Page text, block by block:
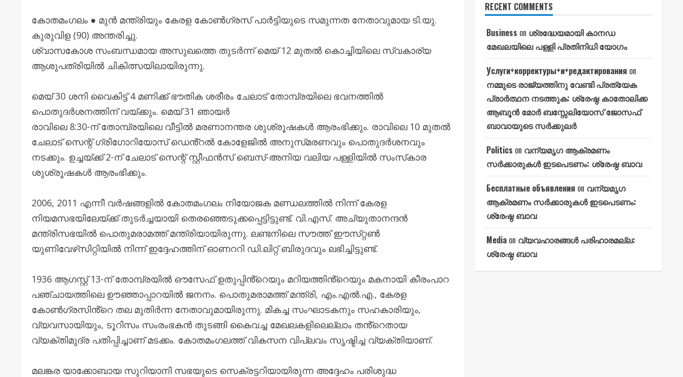
കോതമംഗലം ● മുൻ മന്ത്രിയും കേരള കോൺഗ്രസ് പാർട്ടിയുടെ സമുന്നത നേതാവുമായ ടി.യു.
കുരുവിള (90) അന്തരിച്ചു.
ശ്വാസകോശ സംബന്ധമായ അസുഖത്തെ തുടർന്ന് മെയ് 12 മുതൽ കൊച്ചിയിലെ സ്വകാര്യ
ആശുപത്രിയിൽ ചികിത്സയിലായിരുന്നു.
മെയ് 30 ശനി വൈകിട്ട് 4 മണിക്ക് ഭൗതിക ശരീരം ചേലാട് തോമ്പ്രയിലെ ഭവനത്തിൽ
പൊതുദർശനത്തിന് വയ്ക്കും. മെയ് 31 ഞായർ
രാവിലെ 8:30-ന് തോമ്പ്രയിലെ വീട്ടിൽ മരണാനന്തര ശുശ്രൂഷകൾ ആരംഭിക്കും. രാവിലെ 10 മുതൽ
ചേലാട് സെന്റ് ഗ്രിഗോറിയോസ് ഡെൻ്റൽ കോളേജിൽ അനുസ്‌മരണവും പൊതുദർശനവും
നടക്കും. ഉച്ചയ്ക്ക് 2-ന് ചേലാട് സെന്റ് സ്റ്റീഫൻസ് ബെസ്-അനിയ വലിയ പള്ളിയിൽ സംസ്‌കാര
ശുശ്രൂഷകൾ ആരംഭിക്കും.
2006, 2011 എന്നീ വർഷങ്ങളിൽ കോതമംഗലം നിയോജക മണ്ഡലത്തിൽ നിന്ന് കേരള
നിയമസഭയിലേയ്ക്ക് തുടർച്ചയായി തെരഞ്ഞെടുക്കപ്പെട്ടിട്ടുണ്ട്. വി.എസ്. അച്യുതാനന്ദൻ
മന്ത്രിസഭയിൽ പൊതുമരാമത്ത് മന്ത്രിയായിരുന്നു. ലണ്ടനിലെ സൗത്ത് ഈസ്‌റ്റൺ
യുണിവേഴ്‌സിറ്റിയിൽ നിന്ന് ഇദ്ദേഹത്തിന് ഓണററി ഡി.ലിറ്റ് ബിരുദവും ലഭിച്ചിട്ടുണ്ട്.
1936 ആഗസ്റ്റ‌് 13-ന് തോമ്പ്രയിൽ ഔസേഫ് ഉതുപ്പിൻ്റെയും മറിയത്തിൻ്റെയും മകനായി കീരംപാറ
പഞ്ചായത്തിലെ ഊഞ്ഞാപ്പാറയിൽ ജനനം. പൊതുമരാമത്ത് മന്ത്രി, എം.എൽ.എ., കേരള
കോൺഗ്രസിൻ്റെ തല മുതിർന്ന നേതാവുമായിരുന്നു. മികച്ച സംഘാടകനും സഹകാരിയും,
വ്യവസായിയും, ടൂറിസം സംരംഭകൻ തുടങ്ങി കൈവച്ച മേഖലകളിലെല്ലാം തൻ്റെതായ
വ്യക്തിമുദ്ര പതിപ്പിച്ചാണ് മടക്കം. കോതമംഗലത്ത് വികസന വിപ്ലവം സൃഷ്ടിച്ച വ്യക്തിയാണ്.
മലങ്കര യാക്കോബായ സുറിയാനി സഭയുടെ സെക്രട്ടറിയായിരുന്ന അദ്ദേഹം പരിശുദ്ധ
RECENT COMMENTS
Business on ശ്രദ്ധേയമായി കാനഡ
മേഖലയിലെ പള്ളി പ്രതിനിധി യോഗം
Услуги+корректуры+и+редактирования on
നമ്മുടെ രാജ്യത്തിനു വേണ്ടി പ്രത്യേക
പ്രാർത്ഥന നടത്തുക: ശ്രേഷ്ഠ കാതോലിക്ക
ആബൂൻ മോർ ബസ്സേലിയോസ് ജോസഫ്
ബാവായുടെ സർക്കുലർ
Politics on വന്യമൃഗ ആക്രമണം
സർക്കാരുകൾ ഇടപെടണം: ശ്രേഷ്ഠ ബാവ
Бесплатные объявления on വന്യമൃഗ
ആക്രമണം സർക്കാരുകൾ ഇടപെടണം:
ശ്രേഷ്ഠ ബാവ
Media on വ്യവഹാരങ്ങൾ പരിഹാരമല്ല:
ശ്രേഷ്ഠ ബാവ